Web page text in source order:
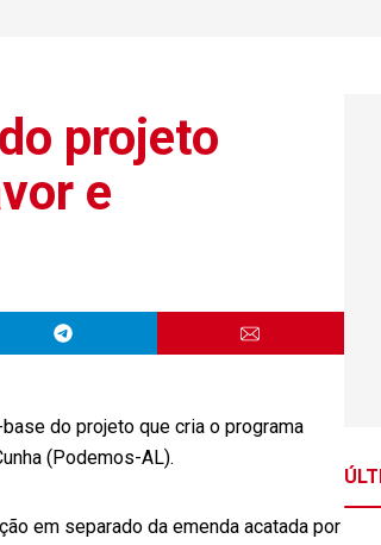
projeto
e
do projeto que cria o programa
(Podemos-AL).
em separado da emenda acatada por